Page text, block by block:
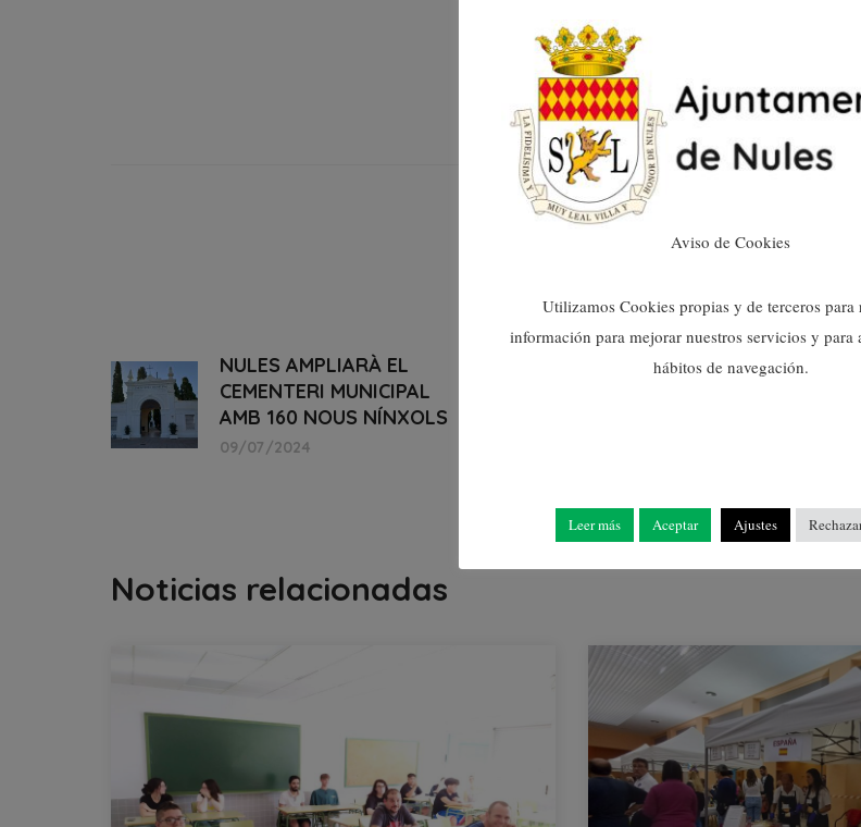
NULES AMPLIARÀ EL
CEMENTERI MUNICIPAL
AMB 160 NOUS NÍNXOLS
09/07/2024
NULES
UNA PANTALLA
Noticias relacionadas
Aviso de Cookies
Utilizamos Cookies propias y de terceros para
información para mejorar nuestros servicios y para
hábitos de navegación.
Leer más Aceptar Ajustes